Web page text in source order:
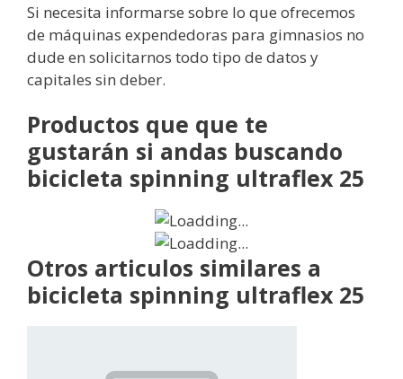
Si necesita informarse sobre lo que ofrecemos
de máquinas expendedoras para gimnasios no
dude en solicitarnos todo tipo de datos y
capitales sin deber.
Productos que que te
gustarán si andas buscando
bicicleta spinning ultraflex 25
Otros articulos similares a
bicicleta spinning ultraflex 25